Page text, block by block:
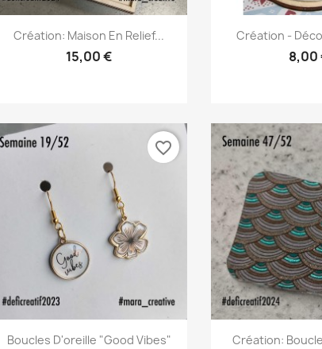
Aperçu rapide
Création: Maison En Relief...
15,00 €

Création -
8,00
 Aperçu rapide
Boucles D'oreille "Good Vibes"
favorite_border

Création: